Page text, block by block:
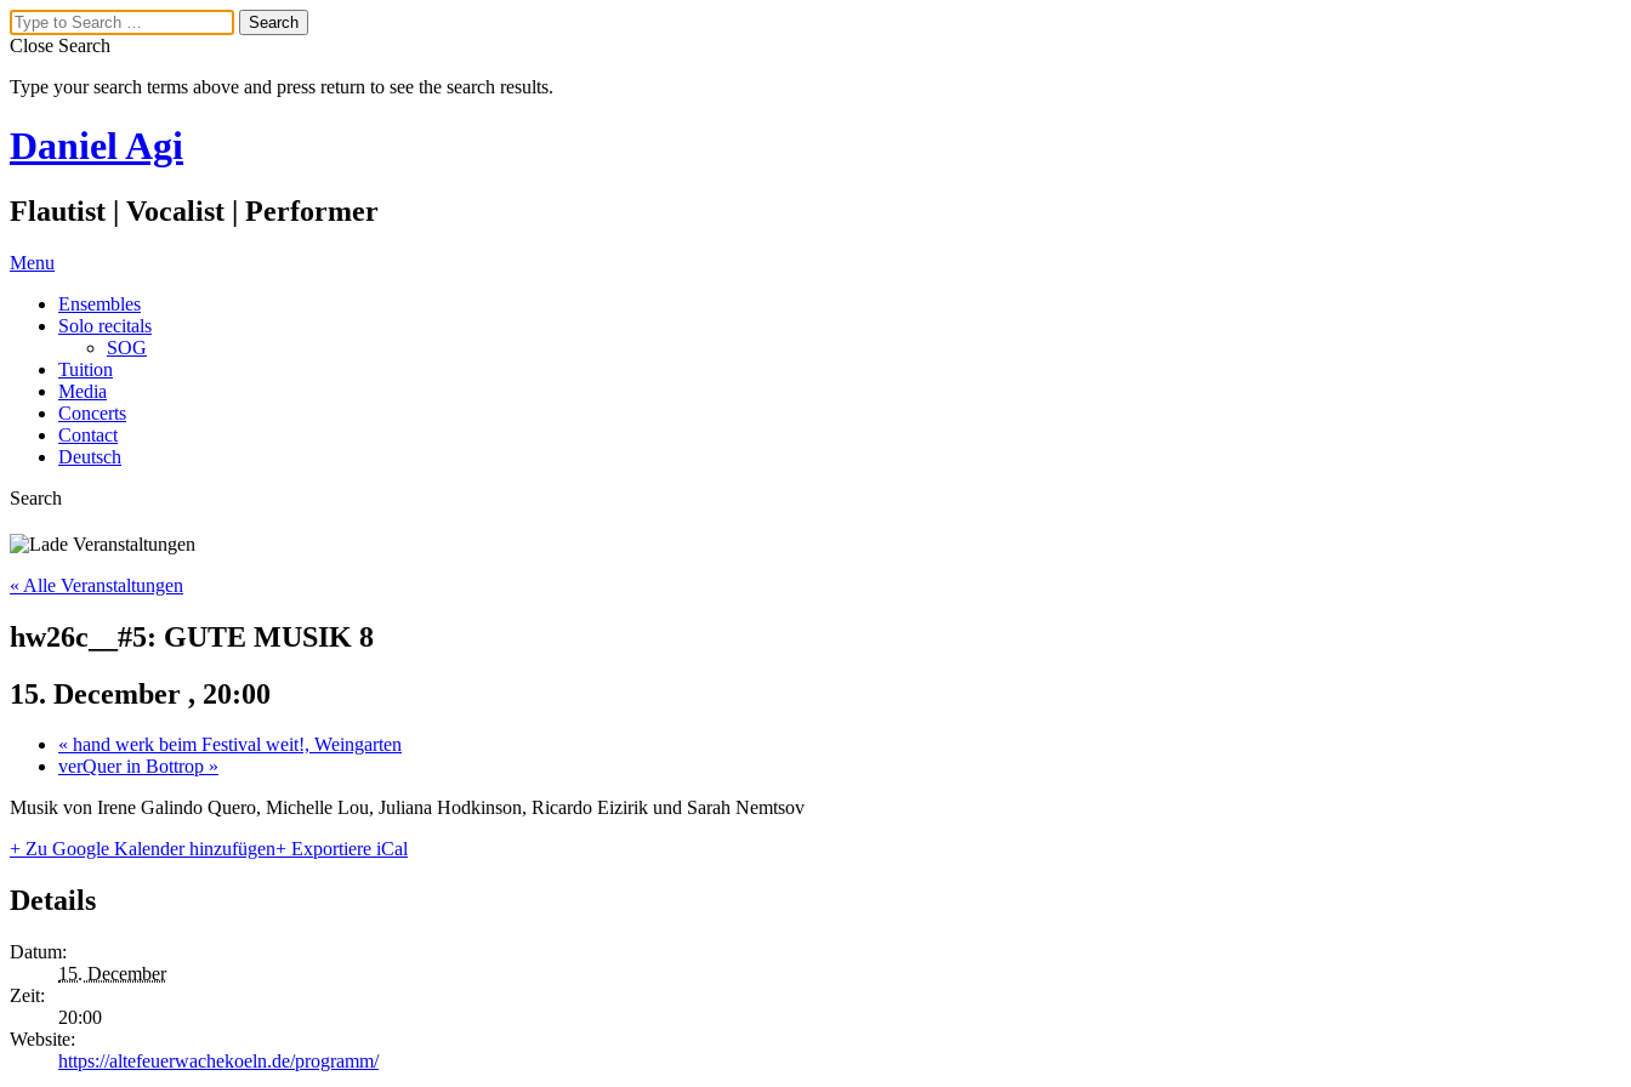
Close Search
Type your search terms above and press return to see the search results.
Daniel Agi
Flautist | Vocalist | Performer
Menu
Ensembles
Solo recitals
SOG
Tuition
Media
Concerts
Contact
Deutsch
Search
« Alle Veranstaltungen
hw26c__#5: GUTE MUSIK 8
15. December , 20:00
« hand werk beim Festival weit!, Weingarten
verQuer in Bottrop »
Musik von Irene Galindo Quero, Michelle Lou, Juliana Hodkinson, Ricardo Eizirik und Sarah Nemtsov
+ Zu Google Kalender hinzufügen+ Exportiere iCal
Details
Datum:
15. December
Zeit:
20:00
Website:
https://altefeuerwachekoeln.de/programm/